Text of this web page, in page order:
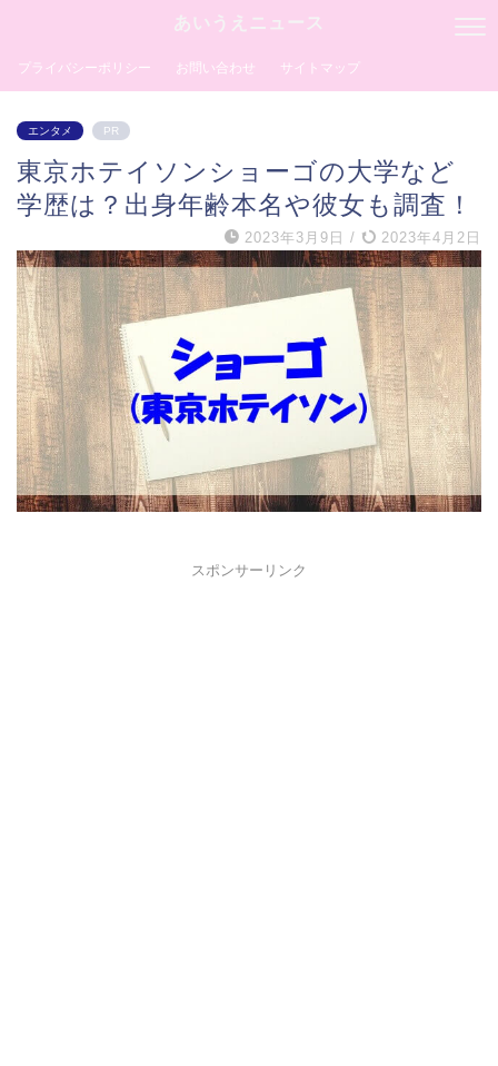
あいうえニュース
プライバシーポリシー お問い合わせ サイトマップ
エンタメ PR
東京ホテイソンショーゴの大学など
学歴は？出身年齢本名や彼女も調査！
2023年3月9日 / 2023年4月2日
スポンサーリンク